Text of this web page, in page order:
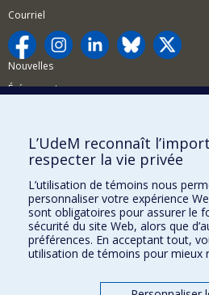
Courriel
Nouvelles
Événements
BESOIN D'AIDE?
Plan du site
Signaler une erreur
Accessibilité
FACULTÉ DES ARTS ET DES SCIENCES
L’UdeM reconnaît
respecter la vie privée
L’utilisation de témoins nous
personnaliser votre expérience
sont obligatoires pour assurer le
sécurité du site Web, alors que
préférences. En acceptant tout,
utilisation de témoins pour mieux